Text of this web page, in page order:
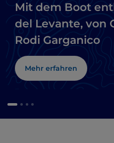
Mit dem Boot
del Levante, von
Rodi Garganico
Mehr erfahren